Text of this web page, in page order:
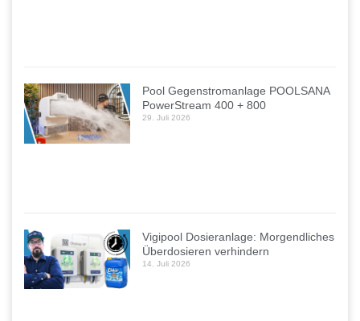
Pool Gegenstromanlage POOLSANA
PowerStream 400 + 800
29. Juli 2026
Vigipool Dosieranlage: Morgendliches
Überdosieren verhindern
14. Juli 2026